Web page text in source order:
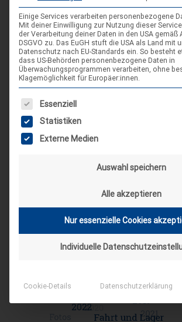
Vom 30.07. bis 08.08.2026 findet wieder das
Bundeslager unter dem Motto
wird das Bundeslager eine Bibliothek, in der
verschiedene Geschichten geschrieben und
Spaß und Spannung sollen dabei in den
verschiedene Buchgenres gelebt werden.
Niedersachsen findet dabei unter dem
Magie statt. Und damit herzlich
Myralon. Einem Dorf direkt aus deinem
Buch.
Seite
1 Seite
2 Seite
3 Seite
4 Weiter »
SCHLAGWORT-SUCHE
Einige Services verarbeiten personenbezogene
Mit deiner Einwilligung zur Nutzung dieser
der Verarbeitung deiner Daten in den USA gemäß
DSGVO zu. Das EuGH stuft die USA als Land mit
Datenschutz nach EU-Standards ein. So besteht
dass US-Behörden personenbezogene Daten in
Überwachungsprogrammen verarbeiten, ohne
Klagemöglichkeit für Europäer:innen.
Es folgt eine Liste der Service-Gruppen,
Essenziell
Statistiken
Externe Medien
Auswahl speichern
Alle akzeptieren
Nur essenzielle Cookies
Individuelle
Cookie-Details Datenschutzerklärung